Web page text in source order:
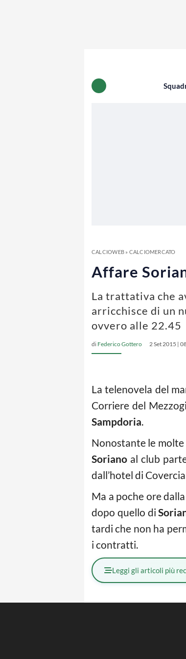
CALCIOWEB» CALCIOMERCATO
Affare
La trattativa che
arricchisce di un
ovvero alle 22.45
di Federico Gottero 2 Set 2015 |
La telenovela del
Corriere del
Sampdoria.
Nonostante le
Soriano al club
dall’hotel di
Ma a poche ore
dopo quello di
tardi che non ha
i contratti.
Leggi gli articoli più